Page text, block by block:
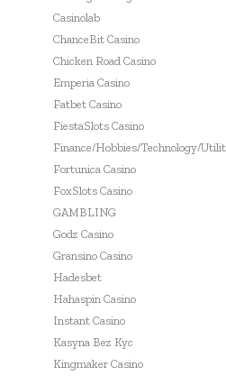
Casinolab
ChanceBit Casino
Chicken Road Casino
Emperia Casino
Fatbet Casino
FiestaSlots Casino
Finance/Hobbies/Technology/
Fortunica Casino
FoxSlots Casino
GAMBLING
Godz Casino
Gransino Casino
Hadesbet
Hahaspin Casino
Instant Casino
Kasyna Bez Kyc
Kingmaker Casino